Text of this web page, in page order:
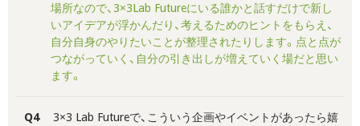
場所なので、3×3Lab Futureにいる誰かと話すだけで新し
いアイデアが浮かんだり、考えるためのヒントをもらえ、
自分自身のやりたいことが整理されたりします。点と点が
つながっていく、自分の引き出しが増えていく場だと思い
ます。
Q4
3×3 Lab Futureで、こういう企画やイベントがあったら嬉